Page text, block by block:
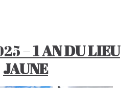
–1 AN DU LIEU
JAUNE